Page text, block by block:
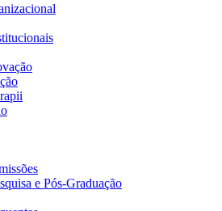
e Pós-Graduação